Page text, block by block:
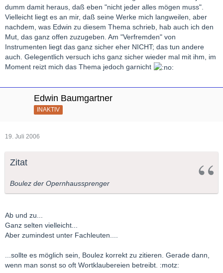
dumm damit heraus, daß eben "nicht jeder alles mögen muss".
Vielleicht liegt es an mir, daß seine Werke mich langweilen, aber
nachdem, was Edwin zu diesem Thema schrieb, hab auch ich den
Mut, das ganz offen zuzugeben. Am "Verfremden" von
Instrumenten liegt das ganz sicher eher NICHT; das tun andere
auch. Gelegentlich versuch ichs ganz sicher wieder mal mit ihm, im
Moment reizt mich das Thema jedoch garnicht
Edwin Baumgartner
INAKTIV
19. Juli 2006
Zitat
Boulez der Opernhaussprenger
Ab und zu...
Ganz selten vielleicht...
Aber zumindest unter Fachleuten....
...sollte es möglich sein, Boulez korrekt zu zitieren. Gerade dann,
wenn man sonst so oft Wortklaubereien betreibt. :motz: